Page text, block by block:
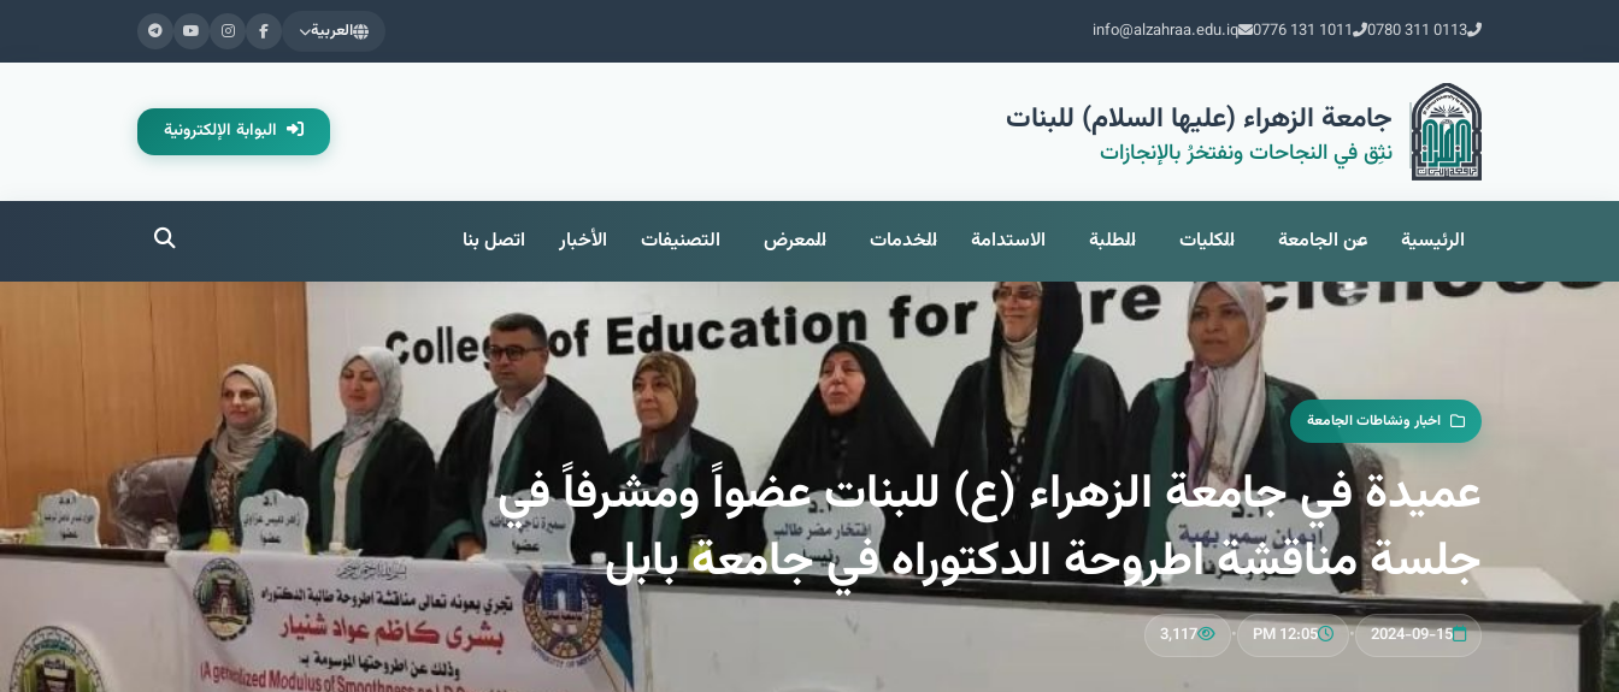
0780 311 0113
0776 131 1011
info@alzahraa.edu.iq العربية
جامعة الزهراء (عليها السلام) للبنات
نثِق في النجاحات ونفتخرُ بالإنجازات
البوابة الإلكترونية
الرئيسية عن الجامعة الكليات الطلبة الاستدامة الخدمات المعرض التصنيفات الأخبار اتصل بنا
اخبار ونشاطات الجامعة
عميدة في جامعة الزهراء (ع) للبنات عضواً ومشرفاً في
جلسة مناقشة اطروحة الدكتوراه في جامعة بابل
2024-09-15
•
12:05 PM
•
3,117